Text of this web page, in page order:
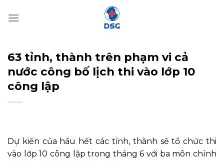
qua
63 tỉnh, thành trên phạm vi cả
nước công bố lịch thi vào lớp 10
công lập
Dự kiến của hầu hết các tỉnh, thành sẽ tổ chức thi
vào lớp 10 công lập trong tháng 6 với ba môn chính